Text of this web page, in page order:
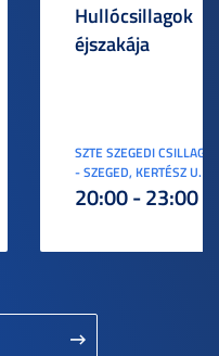
Hullócsillagok
éjszakája
SZTE SZEGEDI
- SZEGED, KERTÉSZ U. 3.
20:00 - 23:00